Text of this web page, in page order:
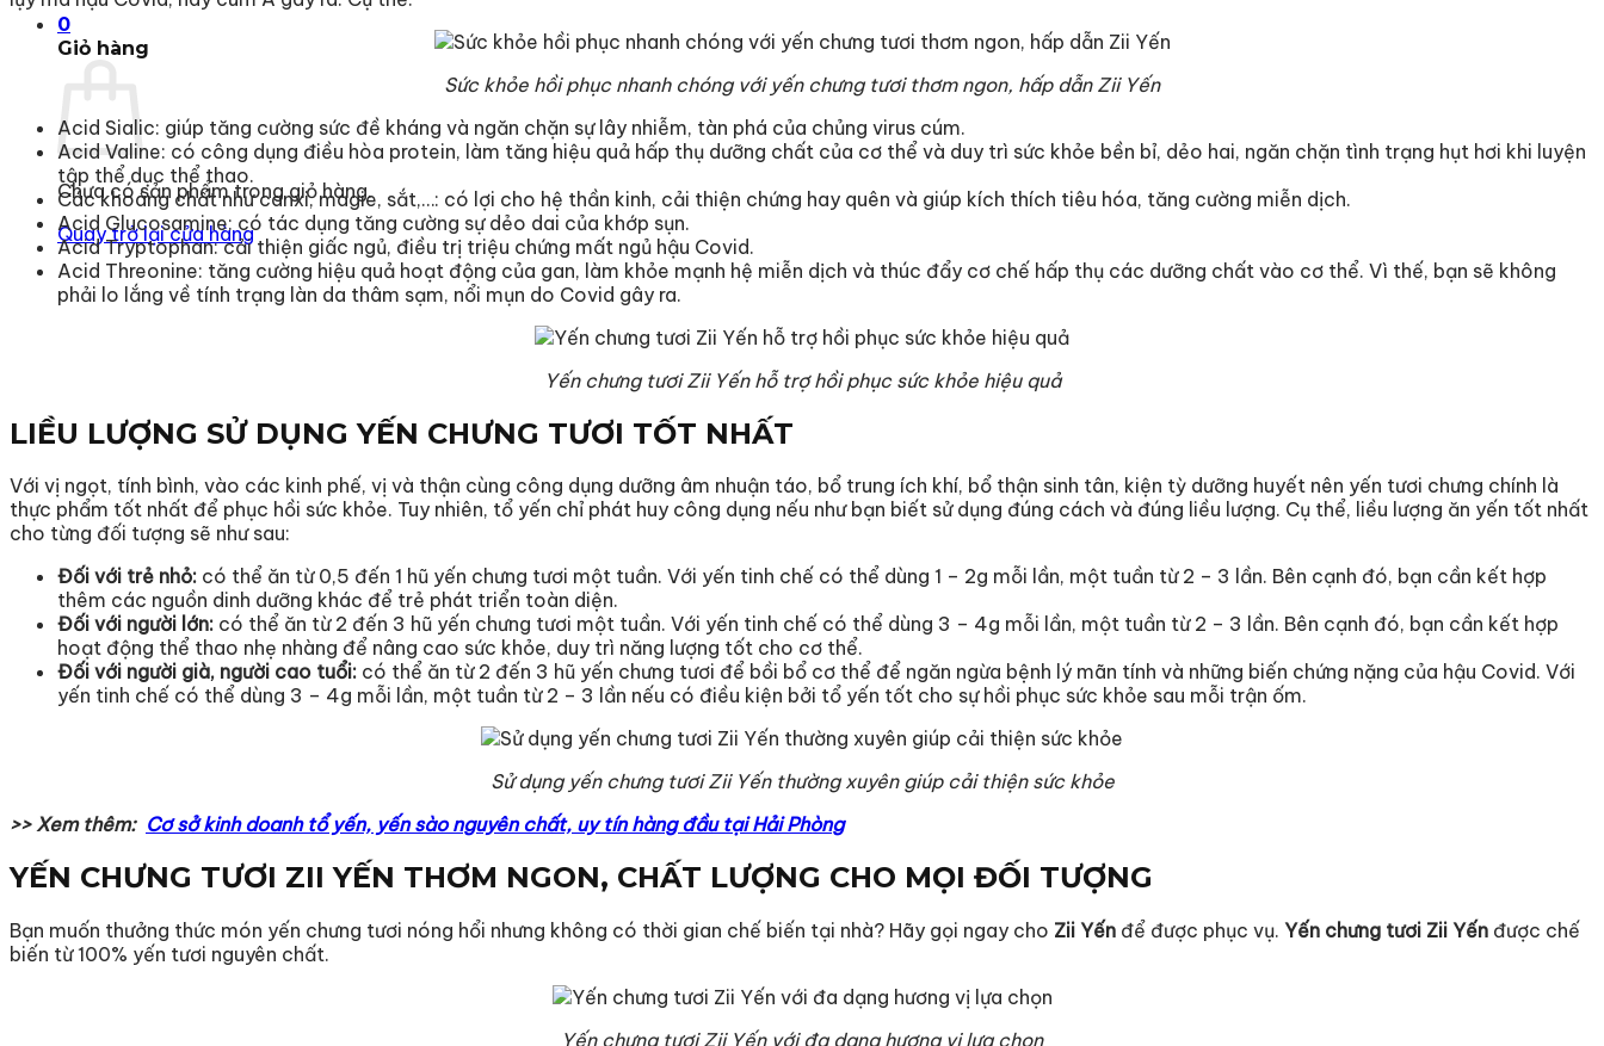
0
Giỏ hàng
Chưa có sản phẩm trong giỏ hàng.
Quay trở lại cửa hàng
Sức khỏe hồi phục nhanh chóng với yến chưng tươi thơm ngon, hấp dẫn Zii Yến
Acid Sialic: giúp tăng cường sức đề kháng và ngăn chặn sự lây nhiễm, tàn phá của chủng virus cúm.
Acid Valine: có công dụng điều hòa protein, làm tăng hiệu quả hấp thụ dưỡng chất của cơ thể và duy trì sức khỏe bền bỉ, dẻo hai, ngăn chặn tình trạng hụt hơi khi luyện
tập thể dục thể thao.
Các khoáng chất như canxi, magie, sắt,…: có lợi cho hệ thần kinh, cải thiện chứng hay quên và giúp kích thích tiêu hóa, tăng cường miễn dịch.
Acid Glucosamine: có tác dụng tăng cường sự dẻo dai của khớp sụn.
Acid Tryptophan: cải thiện giấc ngủ, điều trị triệu chứng mất ngủ hậu Covid.
Acid Threonine: tăng cường hiệu quả hoạt động của gan, làm khỏe mạnh hệ miễn dịch và thúc đẩy cơ chế hấp thụ các dưỡng chất vào cơ thể. Vì thế, bạn sẽ không
phải lo lắng về tính trạng làn da thâm sạm, nổi mụn do Covid gây ra.
Yến chưng tươi Zii Yến hỗ trợ hồi phục sức khỏe hiệu quả
LIỀU LƯỢNG SỬ DỤNG YẾN CHƯNG TƯƠI TỐT NHẤT
Với vị ngọt, tính bình, vào các kinh phế, vị và thận cùng công dụng dưỡng âm nhuận táo, bổ trung ích khí, bổ thận sinh tân, kiện tỳ dưỡng huyết nên yến tươi chưng chính là
thực phẩm tốt nhất để phục hồi sức khỏe. Tuy nhiên, tổ yến chỉ phát huy công dụng nếu như bạn biết sử dụng đúng cách và đúng liều lượng. Cụ thể, liều lượng ăn yến tốt nhất
cho từng đối tượng sẽ như sau:
Đối với trẻ nhỏ: có thể ăn từ 0,5 đến 1 hũ yến chưng tươi một tuần. Với yến tinh chế có thể dùng 1 – 2g mỗi lần, một tuần từ 2 – 3 lần. Bên cạnh đó, bạn cần kết hợp
thêm các nguồn dinh dưỡng khác để trẻ phát triển toàn diện.
Đối với người lớn: có thể ăn từ 2 đến 3 hũ yến chưng tươi một tuần. Với yến tinh chế có thể dùng 3 – 4g mỗi lần, một tuần từ 2 – 3 lần. Bên cạnh đó, bạn cần kết hợp
hoạt động thể thao nhẹ nhàng để nâng cao sức khỏe, duy trì năng lượng tốt cho cơ thể.
Đối với người già, người cao tuổi: có thể ăn từ 2 đến 3 hũ yến chưng tươi để bồi bổ cơ thể để ngăn ngừa bệnh lý mãn tính và những biến chứng nặng của hậu Covid. Với
yến tinh chế có thể dùng 3 – 4g mỗi lần, một tuần từ 2 – 3 lần nếu có điều kiện bởi tổ yến tốt cho sự hồi phục sức khỏe sau mỗi trận ốm.
Sử dụng yến chưng tươi Zii Yến thường xuyên giúp cải thiện sức khỏe
>> Xem thêm: Cơ sở kinh doanh tổ yến, yến sào nguyên chất, uy tín hàng đầu tại Hải Phòng
YẾN CHƯNG TƯƠI ZII YẾN THƠM NGON, CHẤT LƯỢNG CHO MỌI ĐỐI TƯỢNG
Bạn muốn thưởng thức món yến chưng tươi nóng hổi nhưng không có thời gian chế biến tại nhà? Hãy gọi ngay cho Zii Yến để được phục vụ. Yến chưng tươi Zii Yến được chế
biến từ 100% yến tươi nguyên chất.
Yến chưng tươi Zii Yến với đa dạng hương vị lựa chọn